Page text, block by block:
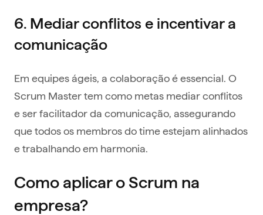
6. Mediar conflitos e incentivar a
comunicação
Em equipes ágeis, a colaboração é essencial. O
Scrum Master tem como metas mediar conflitos
e ser facilitador da comunicação, assegurando
que todos os membros do time estejam alinhados
e trabalhando em harmonia.
Como aplicar o Scrum na
empresa?